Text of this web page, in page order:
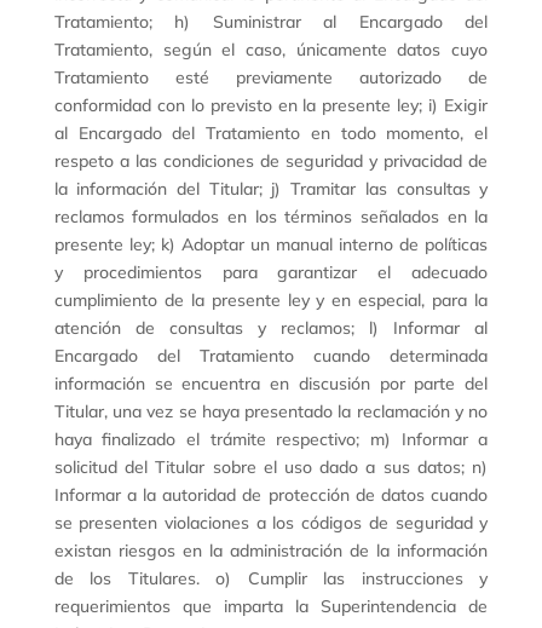
Tratamiento; h) Suministrar al Encargado del
Tratamiento, según el caso, únicamente datos cuyo
Tratamiento esté previamente autorizado de
conformidad con lo previsto en la presente ley; i) Exigir
al Encargado del Tratamiento en todo momento, el
respeto a las condiciones de seguridad y privacidad de
la información del Titular; j) Tramitar las consultas y
reclamos formulados en los términos señalados en la
presente ley; k) Adoptar un manual interno de políticas
y procedimientos para garantizar el adecuado
cumplimiento de la presente ley y en especial, para la
atención de consultas y reclamos; l) Informar al
Encargado del Tratamiento cuando determinada
información se encuentra en discusión por parte del
Titular, una vez se haya presentado la reclamación y no
haya finalizado el trámite respectivo; m) Informar a
solicitud del Titular sobre el uso dado a sus datos; n)
Informar a la autoridad de protección de datos cuando
se presenten violaciones a los códigos de seguridad y
existan riesgos en la administración de la información
de los Titulares. o) Cumplir las instrucciones y
requerimientos que imparta la Superintendencia de